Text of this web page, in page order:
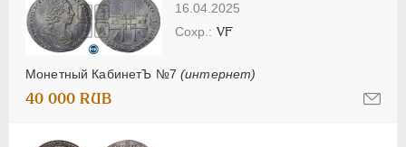
16.04.2025
Монетный КабинетЪ №7 (интернет)
VF
40 000 RUB